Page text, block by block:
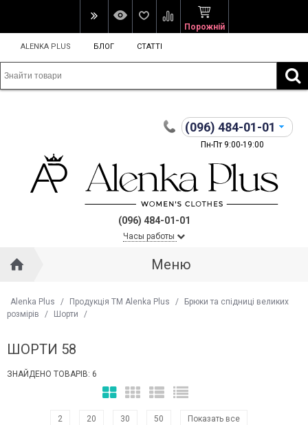
Порожній
ALENKA PLUS БЛОГ СТАТТІ
(096) 484-01-01
Пн-Пт 9:00-19:00
(096) 484-01-01
Часы работы
Меню
Alenka Plus / Продукція ТМ Alenka Plus /
Брюки та спідниці великих
розмірів
/ Шорти /
ШОРТИ 58
ЗНАЙДЕНО ТОВАРІВ: 6
2 20 30 50 Показать все